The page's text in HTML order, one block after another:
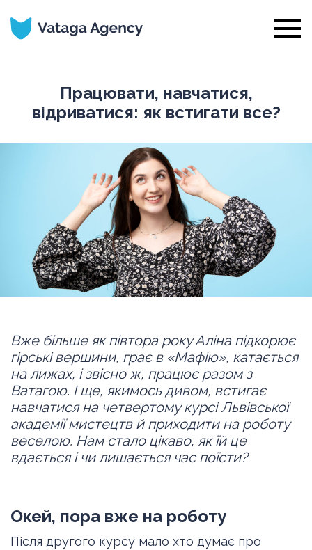
Працювати, навчатися,
відриватися: як встигати все?
Вже більше як півтора року Аліна підкорює
гірські вершини, грає в «Мафію», катається
на лижах, і звісно ж, працює разом з
Ватагою. І ще, якимось дивом, встигає
навчатися на четвертому курсі Львівської
академії мистецтв й приходити на роботу
веселою. Нам стало цікаво, як їй це
вдається і чи лишається час поїсти?
Окей, пора вже на роботу
Після другого курсу мало хто думає про